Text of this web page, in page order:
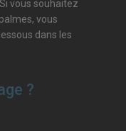
vous souhaitez
vous
dans les
?